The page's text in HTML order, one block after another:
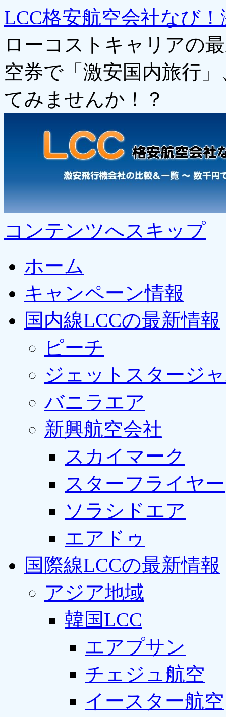
LCC格安航空会社なび
ローコストキャリアの
空券で「激安国内旅行
てみませんか！？
コンテンツへスキップ
ホーム
キャンペーン情報
国内線LCCの最新情報
ピーチ
ジェットスタージ
バニラエア
新興航空会社
スカイマーク
スターフライヤー
ソラシドエア
エアドゥ
国際線LCCの最新情報
アジア地域
韓国LCC
エアプサン
チェジュ航空
イースター航空